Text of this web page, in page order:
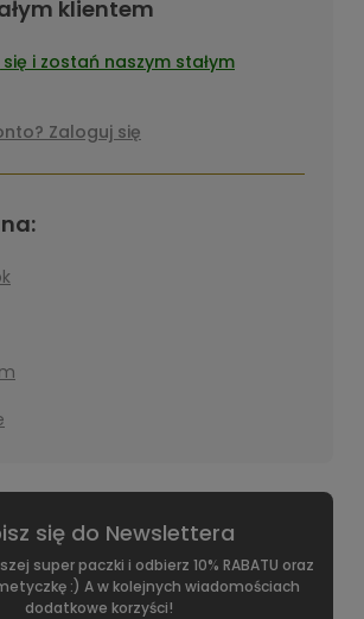
klientem
i zostań naszym stałym
Zaloguj się
się do Newslettera
super paczki i odbierz 10% RABATU oraz
:) A w kolejnych wiadomościach
dodatkowe korzyści!